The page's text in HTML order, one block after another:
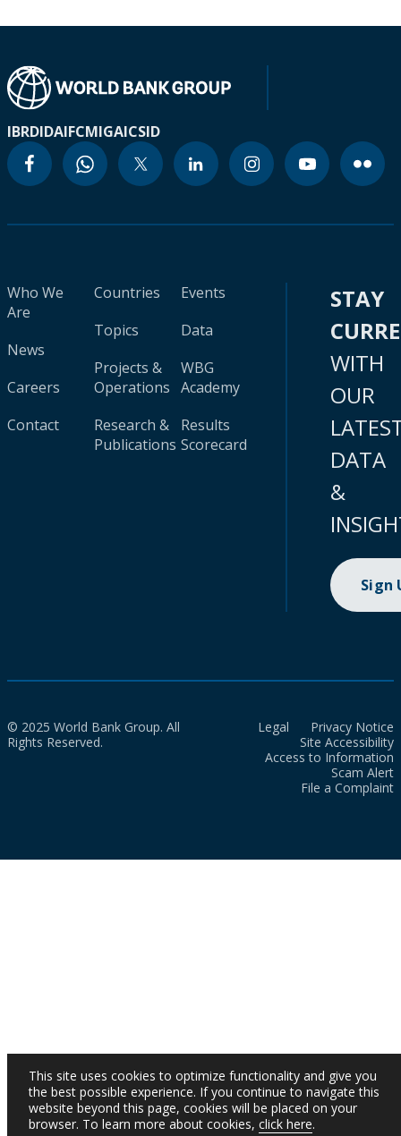
IBRDIDAIFCMIGAICSID
Who We
Are
News
Careers
Contact
Countries
Topics
Projects &
Operations
Research &
Publications
Events
Data
WBG
Academy
Results
Scorecard
STAY
WITH
OUR
DATA
&
Sign
© 2025 World Bank Group. All
Rights Reserved.
Legal
Privacy Notice
Site Accessibility
Access to Information
Scam Alert
File a Complaint
This site uses cookies to optimize functionality and give you
the best possible experience. If you continue to navigate this
website beyond this page, cookies will be placed on your
browser. To learn more about cookies, click here.